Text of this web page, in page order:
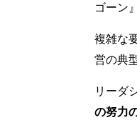
ゴーン
複雑な
営の典
リーダ
の努力